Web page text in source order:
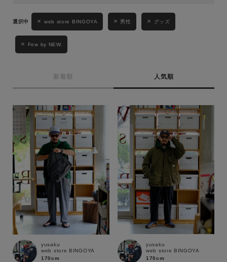
キーワード
性別
web store BINGOYA 男性 グッズ
Few by NEW.
新着順 人気順
yusaku
web store BINGOYA
170cm
yusaku
web store BINGOYA
170cm